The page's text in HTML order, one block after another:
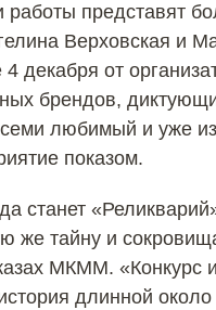
работы представят
Верховская и
4 декабря от
брендов,
любимый и уже
показом.
станет
же тайну и
МКММ. «Конкурс
длинной